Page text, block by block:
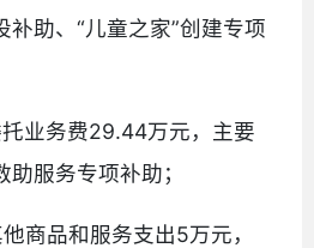
补助、“儿童之家”创建专项
托业务费29.44万元，主要
服务专项补助；
商品和服务支出5万元，